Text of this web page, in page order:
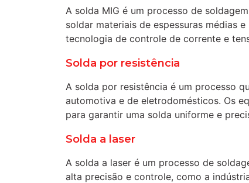
A solda MIG é um processo de
soldar materiais de espessuras médias
tecnologia de controle de corrente e
Solda por resistência
A solda por resistência é um processo
automotiva e de eletrodomésticos. Os
para garantir uma solda uniforme e
Solda a laser
A solda a laser é um processo de
alta precisão e controle, como a